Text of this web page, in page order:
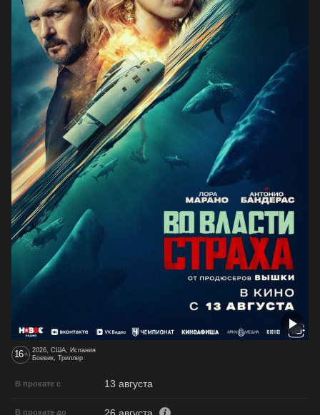
16+ 2026, США, Испания
Боевик, Триллер
В прокате с 13 августа
В прокате до 26 августа